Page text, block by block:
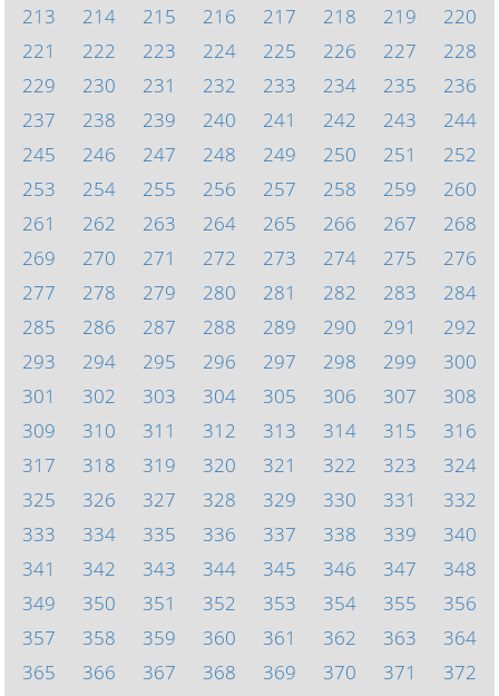
213
214 215 216 217 218 219
220
221
222 223 224 225 226 227
228
229
230 231 232 233 234 235
236
237
238 239 240 241 242 243
244
245
246 247 248 249 250 251
252
253
254 255 256 257 258 259
260
261
262 263 264 265 266 267
268
269
270 271 272 273 274 275
276
277
278 279 280 281 282 283
284
285
286 287 288 289 290 291
292
293
294 295 296 297 298 299
300
301
302 303 304 305 306 307
308
309
310 311 312 313 314 315
316
317
318 319 320 321 322 323
324
325
326 327 328 329 330 331
332
333
334 335 336 337 338 339
340
341
342 343 344 345 346 347
348
349
350 351 352 353 354 355
356
357
358 359 360 361 362 363
364
365
366 367 368 369 370 371
372